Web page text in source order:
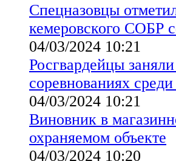
Спецназовцы
кемеровского СОБР
04/03/2024 10:21
Росгвардейцы
соревнованиях
04/03/2024 10:21
Виновник в
охраняемом объекте
04/03/2024 10:20